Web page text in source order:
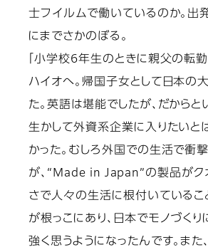
士フイルムで働いているのか。出
にまでさかのぼる。
「小学校6年生のときに親父の転
ハイオへ。帰国子女として日本の
た。英語は堪能でしたが、だから
生かして外資系企業に入りたいと
かった。むしろ外国での生活で衝
が、“Made in Japan”の製品がク
さで人々の生活に根付いているこ
が根っこにあり、日本でモノづくり
強く思うようになったんです。また